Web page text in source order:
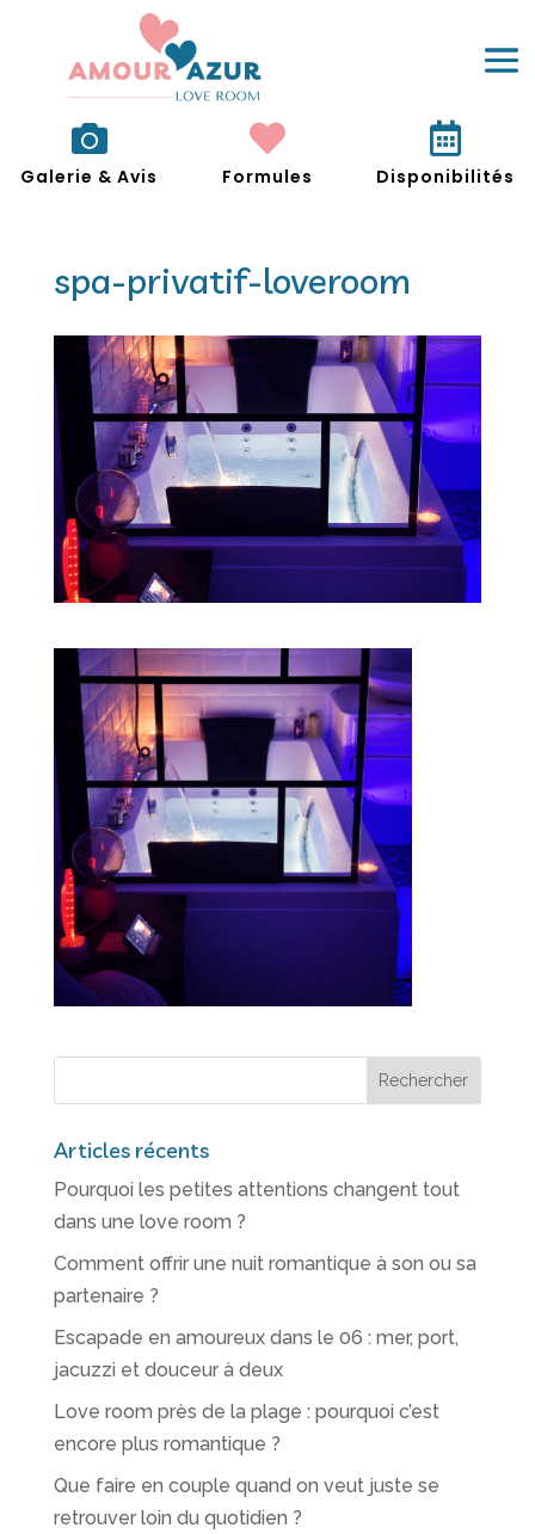

Galerie & Avis

Formules

Disponibilités
spa-privatif-loveroom
Articles récents
Pourquoi les petites attentions changent tout
dans une love room ?
Comment offrir une nuit romantique à son ou sa
partenaire ?
Escapade en amoureux dans le 06 : mer, port,
jacuzzi et douceur à deux
Love room près de la plage : pourquoi c’est
encore plus romantique ?
Que faire en couple quand on veut juste se
retrouver loin du quotidien ?